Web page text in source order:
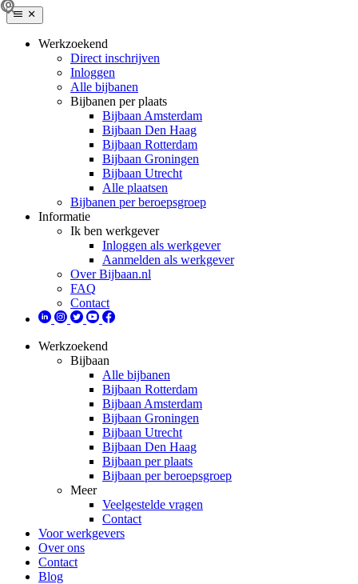
Werkzoekend
Direct inschrijven
Inloggen
Alle bijbanen
Bijbanen per plaats
Bijbaan Amsterdam
Bijbaan Den Haag
Bijbaan Rotterdam
Bijbaan Groningen
Bijbaan Utrecht
Alle plaatsen
Bijbanen per beroepsgroep
Informatie
Ik ben werkgever
Inloggen als werkgever
Aanmelden als werkgever
Over Bijbaan.nl
FAQ
Contact
Werkzoekend
Bijbaan
Alle bijbanen
Bijbaan Rotterdam
Bijbaan Amsterdam
Bijbaan Groningen
Bijbaan Utrecht
Bijbaan Den Haag
Bijbaan per plaats
Bijbaan per beroepsgroep
Meer
Veelgestelde vragen
Contact
Voor werkgevers
Over ons
Contact
Blog